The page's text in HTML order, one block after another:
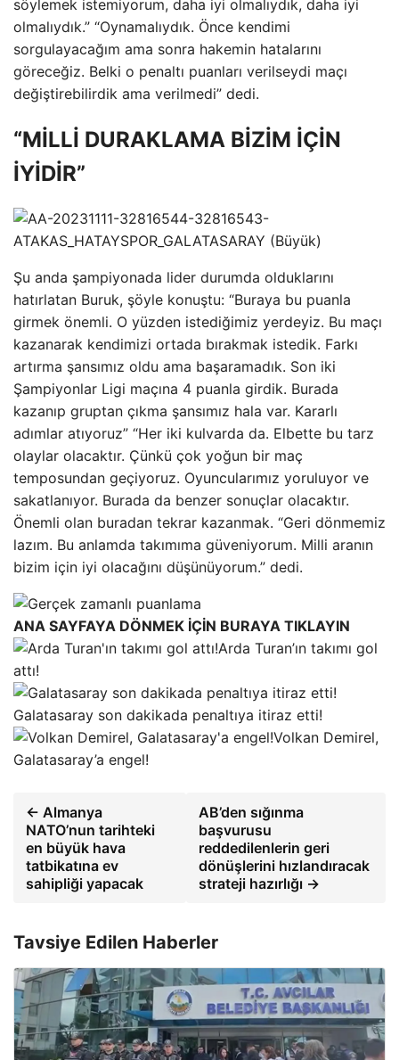
söylemek istemiyorum, daha iyi olmalıydık, daha iyi
olmalıydık.” “Oynamalıydık. Önce kendimi
sorgulayacağım ama sonra hakemin hatalarını
göreceğiz. Belki o penaltı puanları verilseydi maçı
değiştirebilirdik ama verilmedi” dedi.
“MİLLİ DURAKLAMA BİZİM İÇİN
İYİDİR”
Şu anda şampiyonada lider durumda olduklarını
hatırlatan Buruk, şöyle konuştu: “Buraya bu puanla
girmek önemli. O yüzden istediğimiz yerdeyiz. Bu maçı
kazanarak kendimizi ortada bırakmak istedik. Farkı
artırma şansımız oldu ama başaramadık. Son iki
Şampiyonlar Ligi maçına 4 puanla girdik. Burada
kazanıp gruptan çıkma şansımız hala var. Kararlı
adımlar atıyoruz” “Her iki kulvarda da. Elbette bu tarz
olaylar olacaktır. Çünkü çok yoğun bir maç
temposundan geçiyoruz. Oyuncularımız yoruluyor ve
sakatlanıyor. Burada da benzer sonuçlar olacaktır.
Önemli olan buradan tekrar kazanmak. “Geri dönmemiz
lazım. Bu anlamda takımıma güveniyorum. Milli aranın
bizim için iyi olacağını düşünüyorum.” dedi.
ANA SAYFAYA DÖNMEK İÇİN BURAYA TIKLAYIN
Arda Turan’ın takımı gol
attı!
Galatasaray son dakikada penaltıya itiraz etti!
Volkan Demirel,
Galatasaray’a engel!
← Almanya
NATO’nun tarihteki
en büyük hava
tatbikatına ev
sahipliği yapacak
AB’den sığınma
başvurusu
reddedilenlerin geri
dönüşlerini hızlandıracak
strateji hazırlığı →
Tavsiye Edilen Haberler